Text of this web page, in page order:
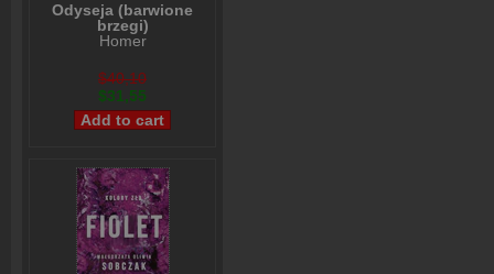
Odyseja (barwione
brzegi)
Homer
$40,10
$31,55